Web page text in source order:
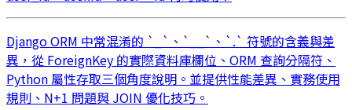
Django ORM 中常混淆的 `_`、`__`、`.` 符號的含義與差
異，從 ForeignKey 的實際資料庫欄位、ORM 查詢分隔符、
Python 屬性存取三個角度說明。並提供性能差異、實務使用
規則、N+1 問題與 JOIN 優化技巧。